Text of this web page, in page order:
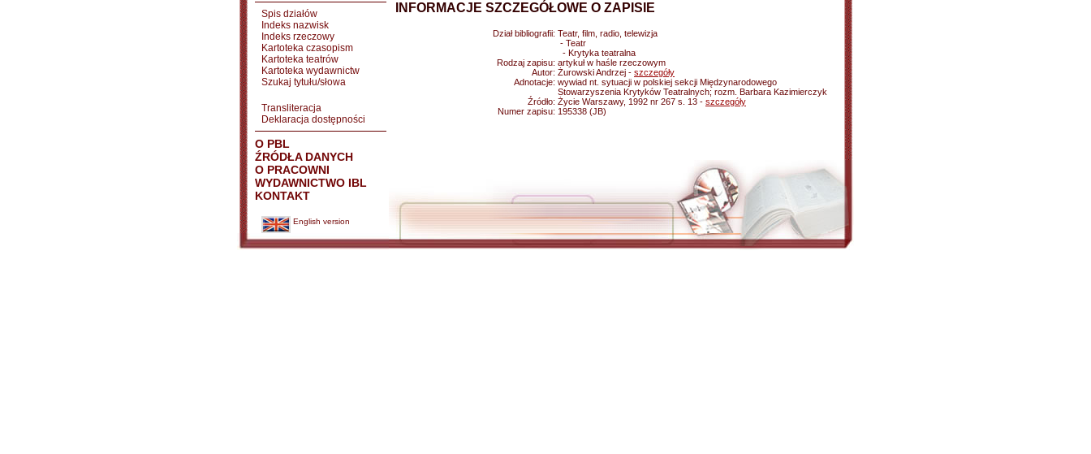
Spis działów
Indeks nazwisk
Indeks rzeczowy
Kartoteka czasopism
Kartoteka teatrów
Kartoteka wydawnictw
Szukaj tytułu/słowa
Transliteracja
Deklaracja dostępności
O PBL
ŹRÓDŁA DANYCH
O PRACOWNI
WYDAWNICTWO IBL
KONTAKT
English version
INFORMACJE SZCZEGÓŁOWE O ZAPISIE
Dział bibliografii: Teatr, film, radio, telewizja
- Teatr
- Krytyka teatralna
Rodzaj zapisu: artykuł w haśle rzeczowym
Autor: Żurowski Andrzej - szczegóły
Adnotacje: wywiad nt. sytuacji w polskiej sekcji Międzynarodowego
Stowarzyszenia Krytyków Teatralnych; rozm. Barbara Kazimierczyk
Źródło: Życie Warszawy, 1992 nr 267 s. 13 - szczegóły
Numer zapisu: 195338 (JB)